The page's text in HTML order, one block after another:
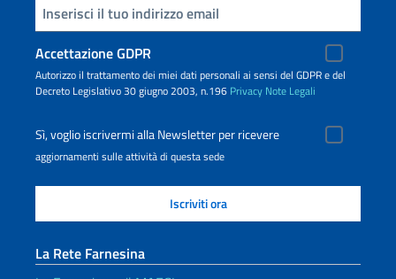
Inserisci la tua email
Accettazione GDPR
Autorizzo il trattamento dei miei dati personali ai sensi del GDPR e del
Decreto Legislativo 30 giugno 2003, n.196 Privacy Note Legali
Sì, voglio iscrivermi alla Newsletter per ricevere
aggiornamenti sulle attività di questa sede
La Rete Farnesina